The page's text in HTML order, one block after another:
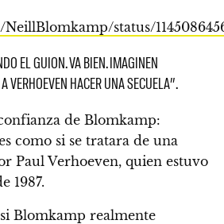
status/
EL GUION. VA BIEN. IMAGINEN
VERHOEVEN HACER UNA SECUELA”.
de Blomkamp:
como si se tratara de una
Paul Verhoeven, quien estuvo
1987.
Blomkamp realmente